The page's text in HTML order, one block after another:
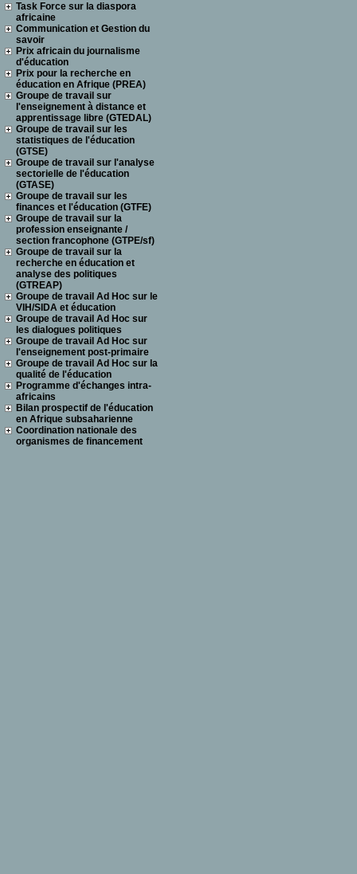
Task Force sur la diaspora
africaine
Communication et Gestion du
savoir
Prix africain du journalisme
d'éducation
Prix pour la recherche en
éducation en Afrique (PREA)
Groupe de travail sur
l'enseignement à distance et
apprentissage libre (GTEDAL)
Groupe de travail sur les
statistiques de l'éducation
(GTSE)
Groupe de travail sur l'analyse
sectorielle de l'éducation
(GTASE)
Groupe de travail sur les
finances et l'éducation (GTFE)
Groupe de travail sur la
profession enseignante /
section francophone (GTPE/sf)
Groupe de travail sur la
recherche en éducation et
analyse des politiques
(GTREAP)
Groupe de travail Ad Hoc sur le
VIH/SIDA et éducation
Groupe de travail Ad Hoc sur
les dialogues politiques
Groupe de travail Ad Hoc sur
l'enseignement post-primaire
Groupe de travail Ad Hoc sur la
qualité de l'éducation
Programme d'échanges intra-
africains
Bilan prospectif de l'éducation
en Afrique subsaharienne
Coordination nationale des
organismes de financement